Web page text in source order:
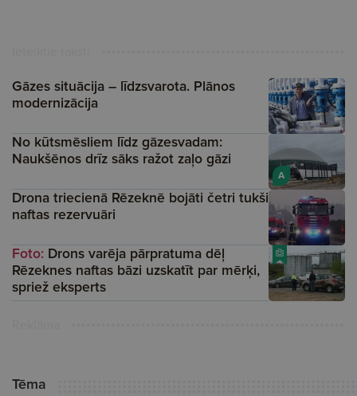
Gāzes situācija – līdzsvarota. Plānos
modernizācija
A
No kūtsmēsliem līdz gāzesvadam:
Naukšēnos drīz sāks ražot zaļo gāzi
Drona triecienā Rēzeknē bojāti četri tukši
naftas rezervuāri
Foto: Drons varēja pārpratuma dēļ
Rēzeknes naftas bāzi uzskatīt par mērķi,
spriež eksperts
Tēma